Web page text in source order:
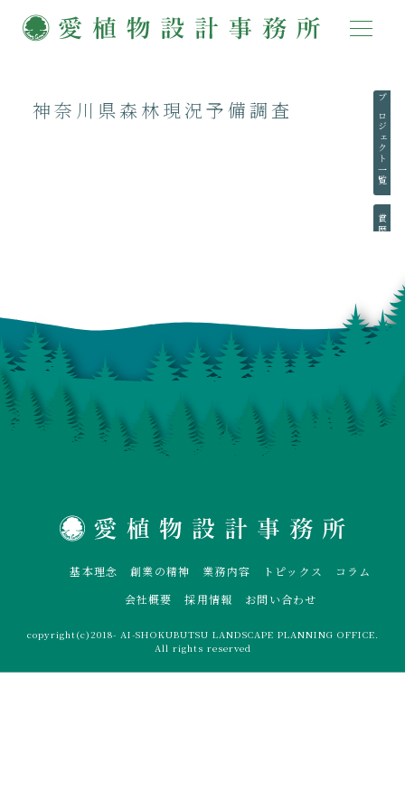
プロジェクト一覧
賞歴一覧
執筆一覧
神奈川県森林現況予備調査
基本理念 創業の精神 業務内容 トピックス
コラム
会社概要
採用情報 お問い合わせ
copyright(c)2018- AI-SHOKUBUTSU LANDSCAPE PLANNING OFFICE.
All rights reserved